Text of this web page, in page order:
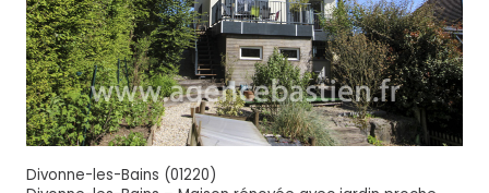
voir le bien
Divonne-les-Bains (01220)